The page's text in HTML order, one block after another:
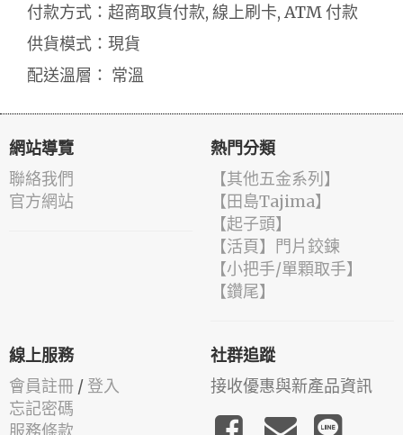
付款方式：超商取貨付款, 線上刷卡, ATM 付款
供貨模式：現貨
配送溫層： 常溫
網站導覽
聯絡我們
官方網站
熱門分類
【其他五金系列】
【田島Tajima】
【起子頭】
【活頁】門片鉸鍊
【小把手/單顆取手】
【鑽尾】
線上服務
會員註冊 / 登入
忘記密碼
社群追蹤
接收優惠與新產品資訊